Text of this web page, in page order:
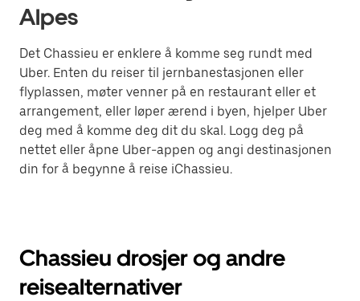
Alpes
Det Chassieu er enklere å komme seg rundt med
Uber. Enten du reiser til jernbanestasjonen eller
flyplassen, møter venner på en restaurant eller et
arrangement, eller løper ærend i byen, hjelper Uber
deg med å komme deg dit du skal. Logg deg på
nettet eller åpne Uber-appen og angi destinasjonen
din for å begynne å reise iChassieu.
Chassieu drosjer og andre
reisealternativer